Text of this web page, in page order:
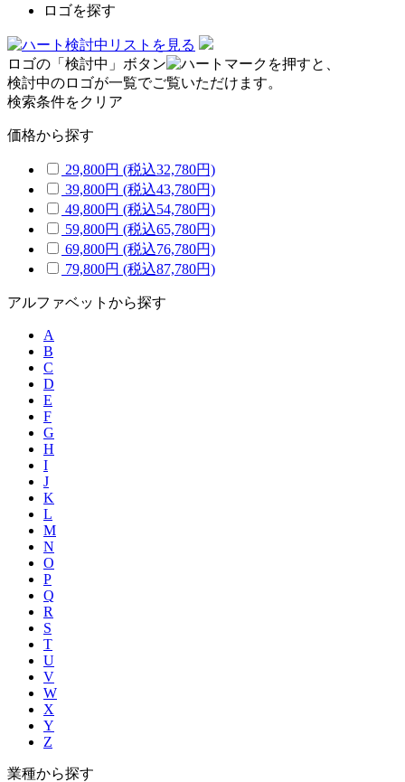
ロゴを探す
検討中リストを見る
ロゴの「検討中」ボタン
を押すと、
検討中のロゴが一覧でご覧いただけます。
検索条件をクリア
価格から探す
29,800円 (税込32,780円)
39,800円 (税込43,780円)
49,800円 (税込54,780円)
59,800円 (税込65,780円)
69,800円 (税込76,780円)
79,800円 (税込87,780円)
アルファベットから探す
A
B
C
D
E
F
G
H
I
J
K
L
M
N
O
P
Q
R
S
T
U
V
W
X
Y
Z
業種から探す